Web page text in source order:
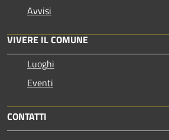
Avvisi
VIVERE IL COMUNE
Luoghi
Eventi
CONTATTI